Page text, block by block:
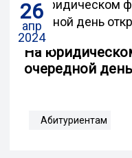
26
апр
2024
На
очередной
Абитуриентам